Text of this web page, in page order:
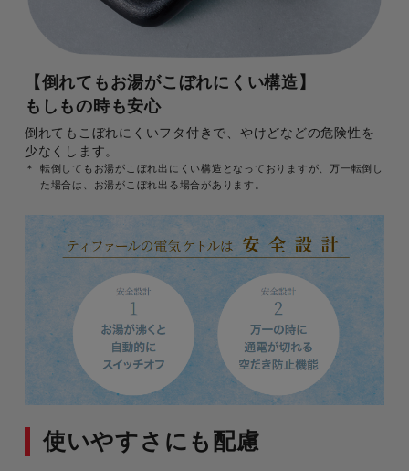
【倒れてもお湯がこぼれにくい構造】
もしもの時も安心
倒れてもこぼれにくいフタ付きで、やけどなどの危険性を
少なくします。
転倒してもお湯がこぼれ出にくい構造となっておりますが、万一転倒し
た場合は、お湯がこぼれ出る場合があります。
使いやすさにも配慮